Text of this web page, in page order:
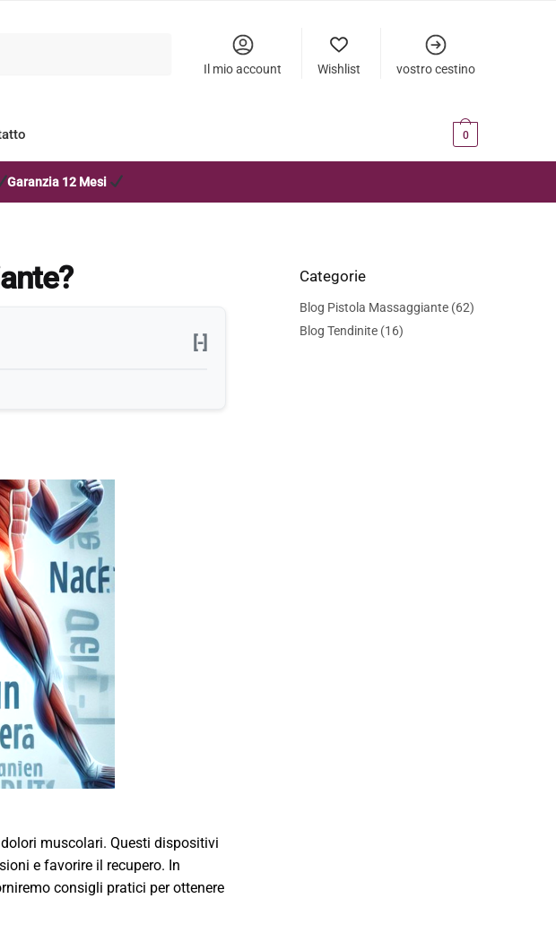
Il mio account Wishlist vostro cestino
0
Garanzia 12 Mesi
[-]
muscolari. Questi dispositivi
e favorire il recupero. In
consigli pratici per ottenere
Categorie
Blog Pistola Massaggiante (62)
Blog Tendinite (16)